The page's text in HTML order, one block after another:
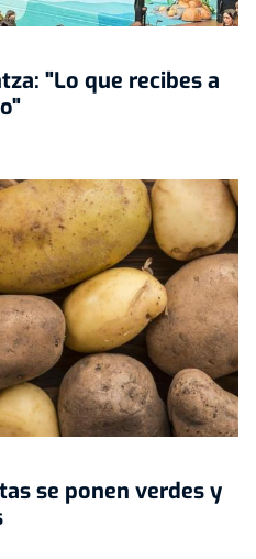
"Lo que recibes a
se ponen verdes y